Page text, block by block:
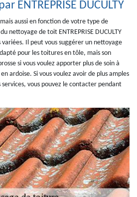
ENTREPRISE DUCULTY
aussi en fonction de votre type de
nettoyage de toit ENTREPRISE DUCULTY
variées. Il peut vous suggérer un nettoyage
pour les toitures en tôle, mais son
si vous voulez apporter plus de soin à
ardoise. Si vous voulez avoir de plus amples
vous pouvez le contacter pendant